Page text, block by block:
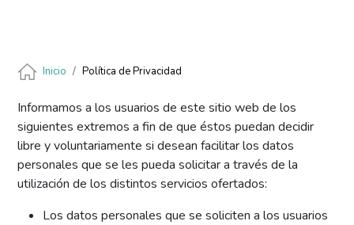
Ruta de navegación
Inicio Política de Privacidad
Informamos a los usuarios de este sitio web de los
siguientes extremos a fin de que éstos puedan decidir
libre y voluntariamente si desean facilitar los datos
personales que se les pueda solicitar a través de la
utilización de los distintos servicios ofertados:
Los datos personales que se soliciten a los usuarios